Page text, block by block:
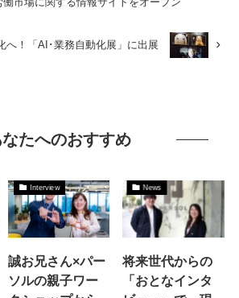
へ！「AI･業務自動化展」に出展
たへのおすすめ
Interview
誠お兄さん×パー
ソルの親子ワー
News
将来世代からの
「おとなインタ